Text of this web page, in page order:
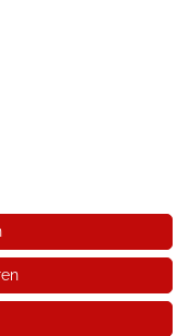
Rechte
Lieferkosten und
Sie bitte der